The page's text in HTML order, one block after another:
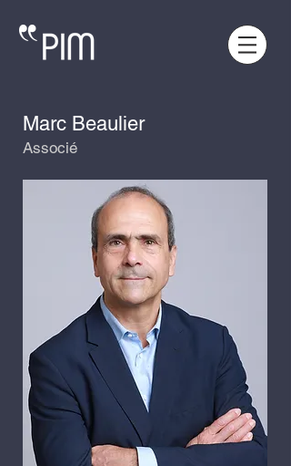
Marc Beaulier
Associé